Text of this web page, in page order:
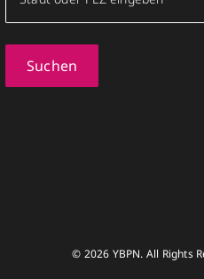
Suchen
© 2026 YBPN. All Rights